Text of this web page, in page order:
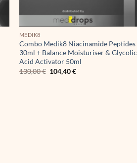
MEDIK8
Combo Medik8 Niacinamide Peptides
30ml + Balance Moisturiser & Glycolic
Acid Activator 50ml
130,00€ Original
price
104,40€Η